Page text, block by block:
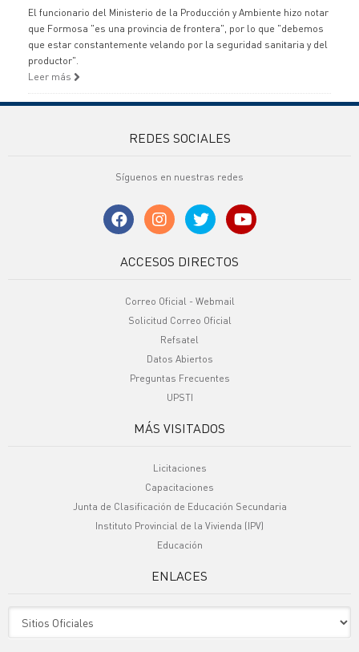
El funcionario del Ministerio de la Producción y Ambiente hizo notar
que Formosa "es una provincia de frontera", por lo que "debemos
que estar constantemente velando por la seguridad sanitaria y del
productor".
Leer más
REDES SOCIALES
Síguenos en nuestras redes
ACCESOS DIRECTOS
Correo Oficial - Webmail
Solicitud Correo Oficial
Refsatel
Datos Abiertos
Preguntas Frecuentes
UPSTI
MÁS VISITADOS
Licitaciones
Capacitaciones
Junta de Clasificación de Educación Secundaria
Instituto Provincial de la Vivienda (IPV)
Educación
ENLACES